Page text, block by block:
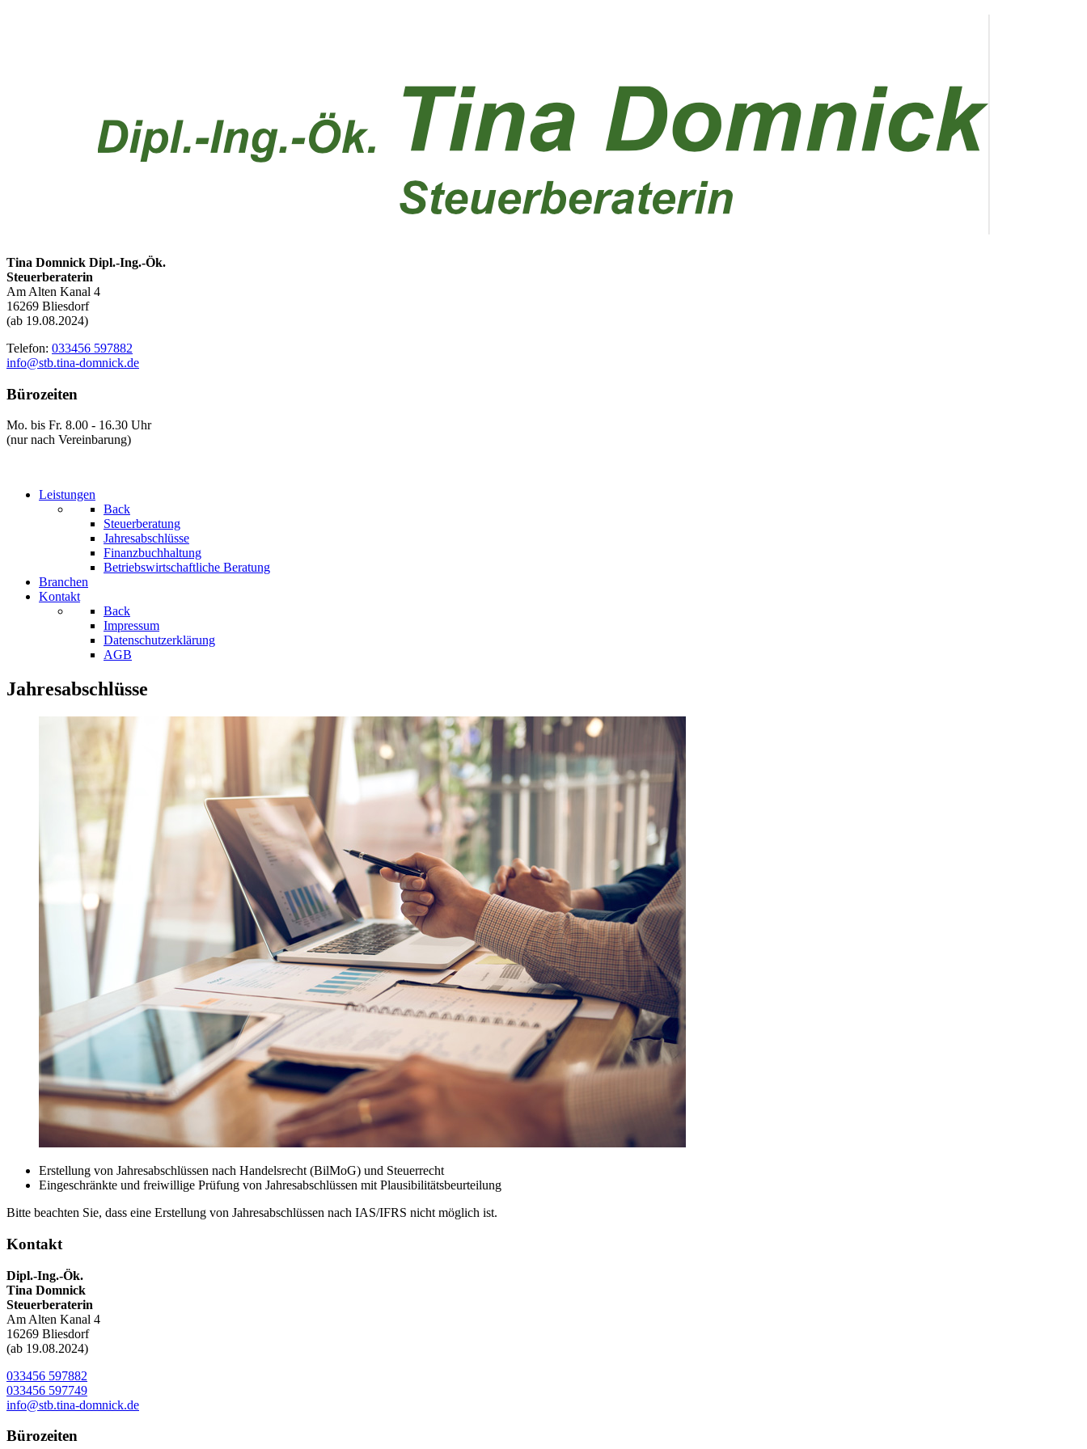
Tina Domnick Dipl.-Ing.-Ök.
Steuerberaterin
Am Alten Kanal 4
16269 Bliesdorf
(ab 19.08.2024)
Telefon: 033456 597882
info@stb.tina-domnick.de
Bürozeiten
Mo. bis Fr. 8.00 - 16.30 Uhr
(nur nach Vereinbarung)
Leistungen
Back
Steuerberatung
Jahresabschlüsse
Finanzbuchhaltung
Betriebswirtschaftliche Beratung
Branchen
Kontakt
Back
Impressum
Datenschutzerklärung
AGB
Jahresabschlüsse
Erstellung von Jahresabschlüssen nach Handelsrecht (BilMoG) und Steuerrecht
Eingeschränkte und freiwillige Prüfung von Jahresabschlüssen mit Plausibilitätsbeurteilung
Bitte beachten Sie, dass eine Erstellung von Jahresabschlüssen nach IAS/IFRS nicht möglich ist.
Kontakt
Dipl.-Ing.-Ök.
Tina Domnick
Steuerberaterin
Am Alten Kanal 4
16269 Bliesdorf
(ab 19.08.2024)
033456 597882
033456 597749
info@stb.tina-domnick.de
Bürozeiten